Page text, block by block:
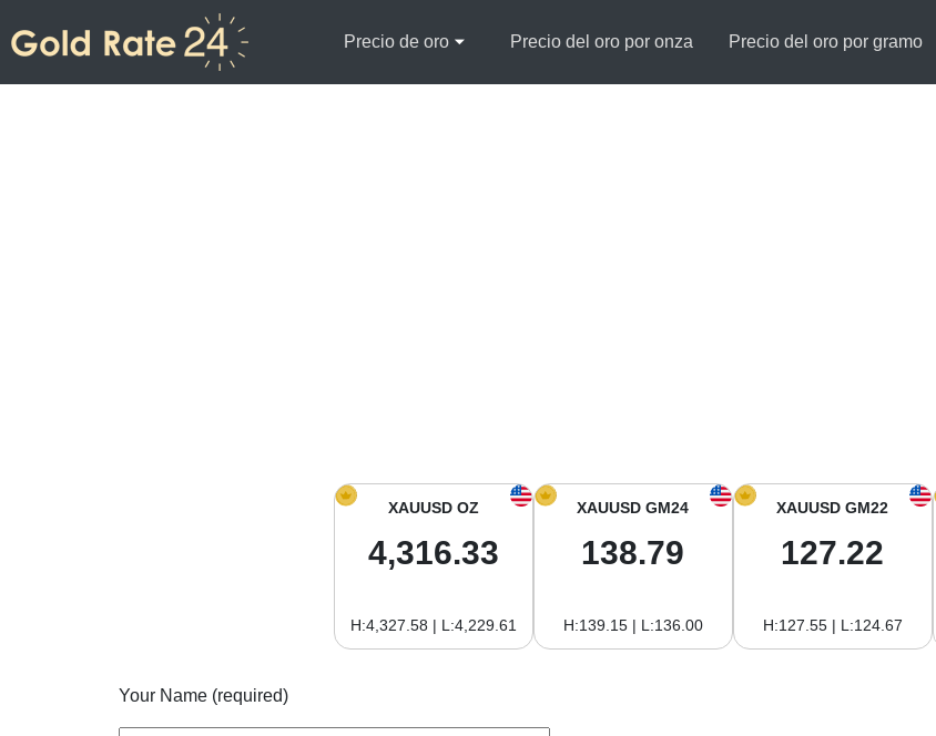
Precio de oro Precio del oro por onza Precio del oro por gramo
XAUUSD OZ
4,316.33
H:4,327.58 | L:4,229.61
XAUUSD GM24
138.79
H:139.15 | L:136.00
XAUUSD GM22
127.22
H:127.55 | L:124.67
Your Name (required)